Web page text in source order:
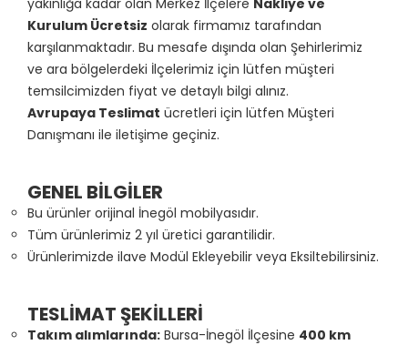
yakınlığa kadar olan Merkez İlçelere Nakliye ve
Kurulum Ücretsiz olarak firmamız tarafından
karşılanmaktadır. Bu mesafe dışında olan Şehirlerimiz
ve ara bölgelerdeki İlçelerimiz için lütfen müşteri
temsilcimizden fiyat ve detaylı bilgi alınız.
Avrupaya Teslimat ücretleri için lütfen Müşteri
Danışmanı ile iletişime geçiniz.
GENEL BİLGİLER
Bu ürünler orijinal İnegöl mobilyasıdır.
Tüm ürünlerimiz 2 yıl üretici garantilidir.
Ürünlerimizde ilave Modül Ekleyebilir veya Eksiltebilirsiniz.
TESLİMAT ŞEKİLLERİ
Takım alımlarında: Bursa-İnegöl İlçesine 400 km